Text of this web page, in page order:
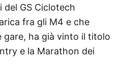
GS Ciclotech
fra gli M4 e che
gare, ha già vinto il titolo
e la Marathon dei